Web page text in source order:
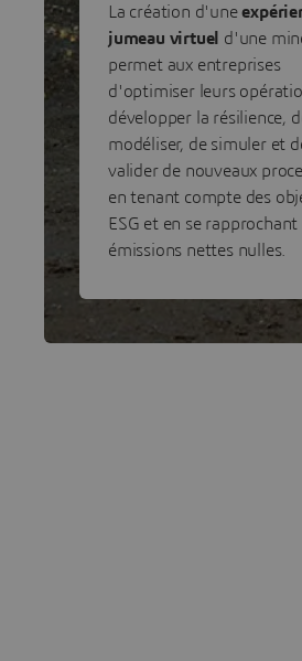
La création d'une
jumeau virtuel d'une
permet aux entreprises
d'optimiser leurs
développer la résilience,
modéliser, de simuler et
valider de nouveaux
en tenant compte des
ESG et en se rapprochant
émissions nettes nulles.